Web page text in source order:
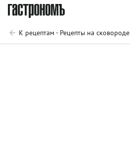
К рецептам - Рецепты на сковороде